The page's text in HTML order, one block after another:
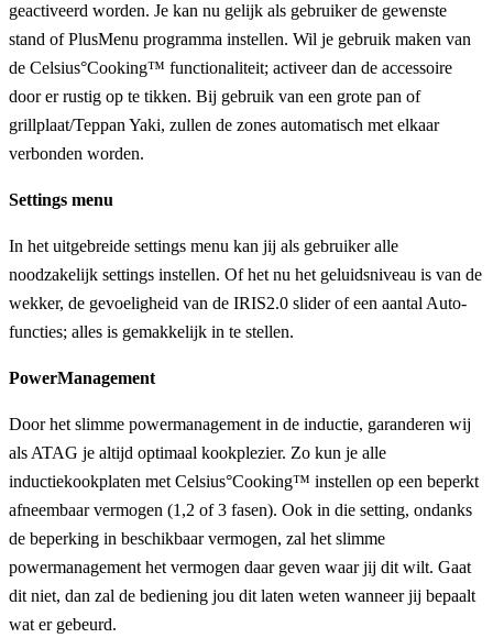
geactiveerd worden. Je kan nu gelijk als gebruiker de gewenste
stand of PlusMenu programma instellen. Wil je gebruik maken van
de Celsius°Cooking™ functionaliteit; activeer dan de accessoire
door er rustig op te tikken. Bij gebruik van een grote pan of
grillplaat/Teppan Yaki, zullen de zones automatisch met elkaar
verbonden worden.
Settings menu
In het uitgebreide settings menu kan jij als gebruiker alle
noodzakelijk settings instellen. Of het nu het geluidsniveau is van de
wekker, de gevoeligheid van de IRIS2.0 slider of een aantal Auto-
functies; alles is gemakkelijk in te stellen.
PowerManagement
Door het slimme powermanagement in de inductie, garanderen wij
als ATAG je altijd optimaal kookplezier. Zo kun je alle
inductiekookplaten met Celsius°Cooking™ instellen op een beperkt
afneembaar vermogen (1,2 of 3 fasen). Ook in die setting, ondanks
de beperking in beschikbaar vermogen, zal het slimme
powermanagement het vermogen daar geven waar jij dit wilt. Gaat
dit niet, dan zal de bediening jou dit laten weten wanneer jij bepaalt
wat er gebeurd.